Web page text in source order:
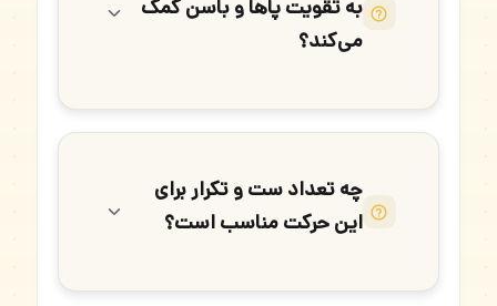
به تقویت پاها و باسن کمک
می‌کند؟
چه تعداد ست و تکرار برای
این حرکت مناسب است؟